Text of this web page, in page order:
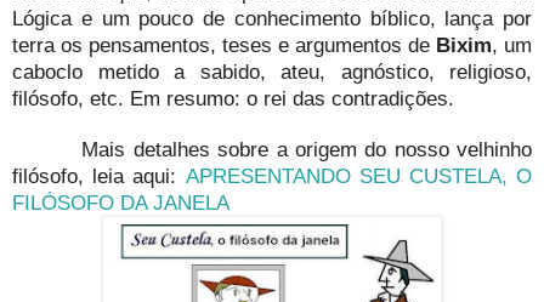
Lógica e um pouco de conhecimento bíblico, lança por
terra os pensamentos, teses e argumentos de Bixim, um
caboclo metido a sabido, ateu, agnóstico, religioso,
filósofo, etc. Em resumo: o rei das contradições.
Mais detalhes sobre a origem do nosso velhinho
filósofo, leia aqui: APRESENTANDO SEU CUSTELA, O
FILÓSOFO DA JANELA